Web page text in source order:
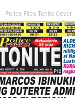
- Police Files Tonite Cover -